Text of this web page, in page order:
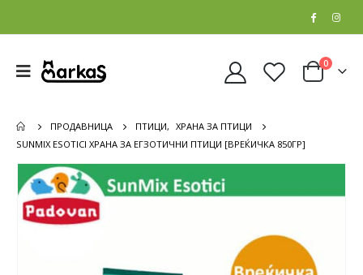
0
ПРОДАВНИЦА ПТИЦИ, ХРАНА ЗА ПТИЦИ
SUNMIX ESOTICI ХРАНА ЗА ЕГЗОТИЧНИ ПТИЦИ [ВРЕЌИЧКА 850ГР]